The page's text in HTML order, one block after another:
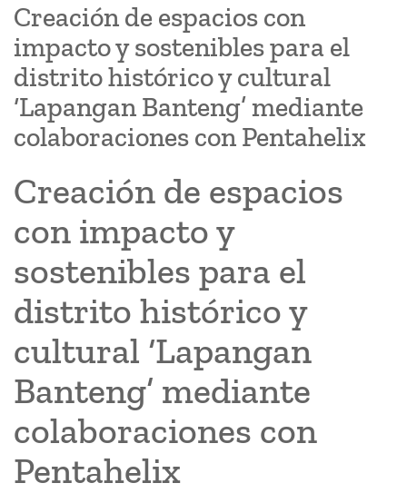
Creación de espacios con
impacto y sostenibles para el
distrito histórico y cultural
‘Lapangan Banteng’ mediante
colaboraciones con Pentahelix
Creación de espacios
con impacto y
sostenibles para el
distrito histórico y
cultural ‘Lapangan
Banteng’ mediante
colaboraciones con
Pentahelix